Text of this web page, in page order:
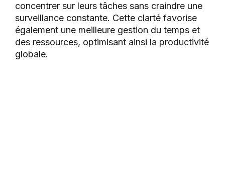
concentrer sur leurs tâches sans craindre une
surveillance constante. Cette clarté favorise
également une meilleure gestion du temps et
des ressources, optimisant ainsi la productivité
globale.